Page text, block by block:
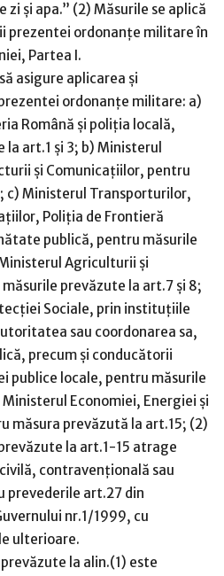
și apa.” (2) Măsurile se aplică
prezentei ordonanțe militare în
Partea I.
asigure aplicarea și
ordonanțe militare: a)
Română și poliția locală,
art.1 și 3; b) Ministerul
și Comunicațiilor, pentru
c) Ministerul Transporturilor,
Poliția de Frontieră
publică, pentru măsurile
Agriculturii și
prevăzute la art.7 și 8;
Sociale, prin instituțiile
sau coordonarea sa,
precum și conducătorii
locale, pentru măsurile
Economiei, Energiei și
măsura prevăzută la art.15; (2)
la art.1-15 atrage
contravențională sau
prevederile art.27 din
nr.1/1999, cu
ulterioare.
la alin.(1) este